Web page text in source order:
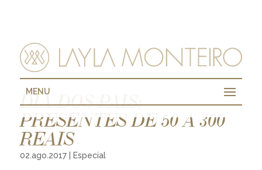
MENU
DIA DOS PAIS:
PRESENTES DE 50 A 300
REAIS
02.ago.2017| Especial